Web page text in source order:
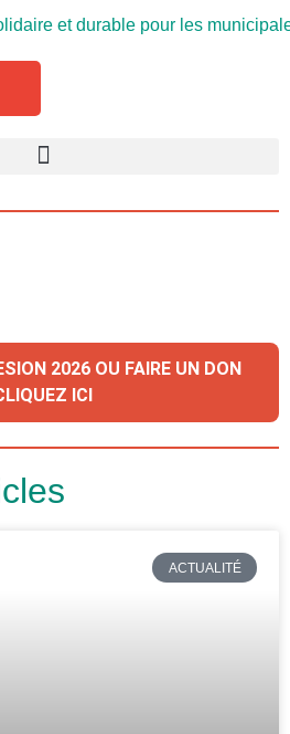
2026 OU FAIRE UN DON
ICI
ACTUALITÉ
d’outils